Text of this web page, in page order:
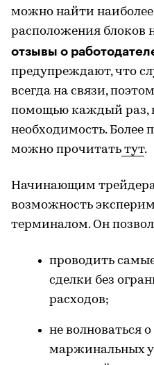
можно найти
расположения блоков
отзывы о
предупреждают, что
всегда на связи,
помощью каждый раз,
необходимость. Более
можно прочитать тут.
Начинающим
возможность
терминалом. Он
проводить
сделки без
расходов;
не волноваться
маржинальных